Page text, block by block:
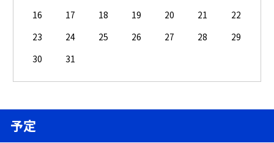
16
17 18 19 20 21
22
23
24 25 26 27 28
29
30
31
予定